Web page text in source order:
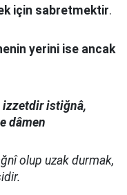
için sabretmektir.
yerini ise ancak
izzetdir istiğnâ,
dâmen
olup uzak durmak,